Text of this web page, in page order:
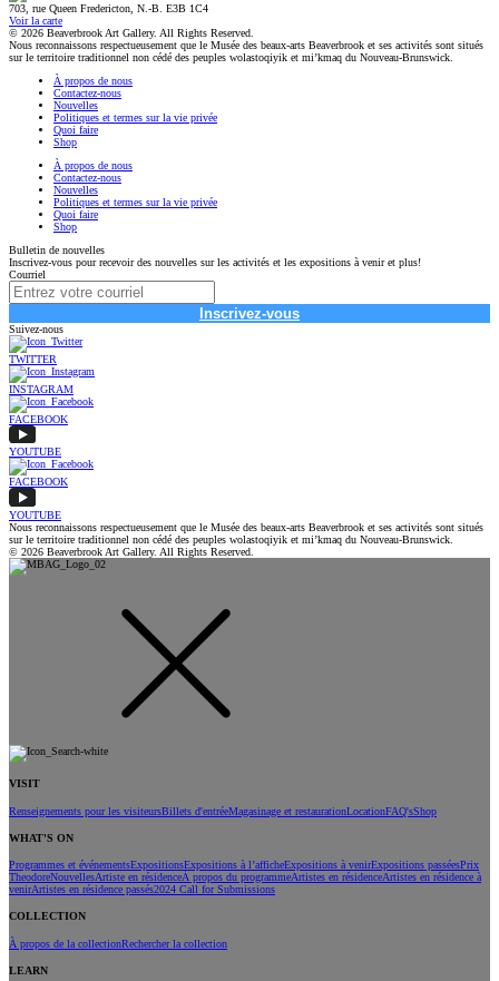
703, rue Queen Fredericton, N.-B. E3B 1C4
Voir la carte
© 2026 Beaverbrook Art Gallery. All Rights Reserved.
Nous reconnaissons respectueusement que le Musée des beaux-arts Beaverbrook et ses activités sont situés
sur le territoire traditionnel non cédé des peuples wolastoqiyik et mi’kmaq du Nouveau-Brunswick.
À propos de nous
Contactez-nous
Nouvelles
Politiques et termes sur la vie privée
Quoi faire
Shop
À propos de nous
Contactez-nous
Nouvelles
Politiques et termes sur la vie privée
Quoi faire
Shop
Bulletin de nouvelles
Inscrivez-vous pour recevoir des nouvelles sur les activités et les expositions à venir et plus!
Courriel
Inscrivez-vous
Suivez-nous
TWITTER
INSTAGRAM
FACEBOOK
YOUTUBE
FACEBOOK
YOUTUBE
Nous reconnaissons respectueusement que le Musée des beaux-arts Beaverbrook et ses activités sont situés
sur le territoire traditionnel non cédé des peuples wolastoqiyik et mi’kmaq du Nouveau-Brunswick.
© 2026 Beaverbrook Art Gallery. All Rights Reserved.
VISIT
Renseignements pour les visiteursBillets d'entréeMagasinage et restaurationLocationFAQ'sShop
WHAT'S ON
Programmes et événementsExpositionsExpositions à l’afficheExpositions à venirExpositions passéesPrix
TheodoreNouvellesArtiste en résidenceÀ propos du programmeArtistes en résidenceArtistes en résidence à
venirArtistes en résidence passés2024 Call for Submissions
COLLECTION
À propos de la collectionRechercher la collection
LEARN